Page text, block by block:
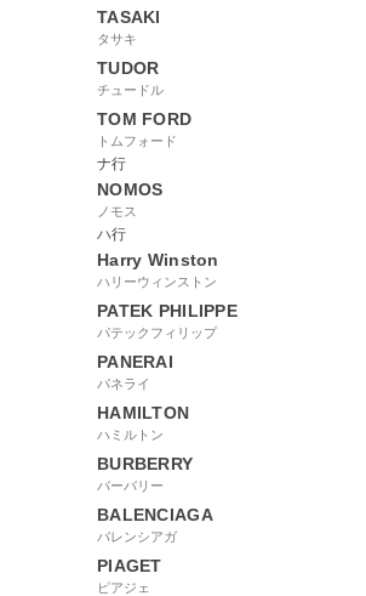
TASAKI
タサキ
TUDOR
チュードル
TOM FORD
トムフォード
ナ行
NOMOS
ノモス
ハ行
Harry Winston
ハリーウィンストン
PATEK PHILIPPE
パテックフィリップ
PANERAI
パネライ
HAMILTON
ハミルトン
BURBERRY
バーバリー
BALENCIAGA
バレンシアガ
PIAGET
ピアジェ